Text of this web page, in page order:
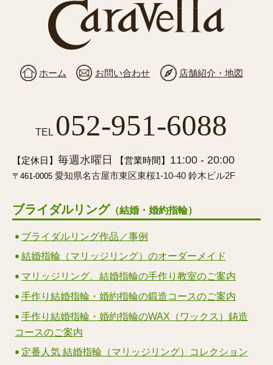
ホーム お問い合わせ 店舗紹介・地図
TEL 052-951-6088
【定休日】毎週水曜日 【営業時間】 11:00 - 20:00
〒461-0005愛知県名古屋市東区東桜1-10-40 鈴木ビル2F
ブライダルリング （結婚・婚約指輪）
ブライダルリング作品／事例
結婚指輪（マリッジリング）のオーダーメイド
マリッジリング、結婚指輪の手作り教室のご案内
手作り結婚指輪・婚約指輪の鍛造コースのご案内
手作り結婚指輪・婚約指輪のWAX（ワックス）鋳造
コースのご案内
定番人気 結婚指輪（マリッジリング）コレクション